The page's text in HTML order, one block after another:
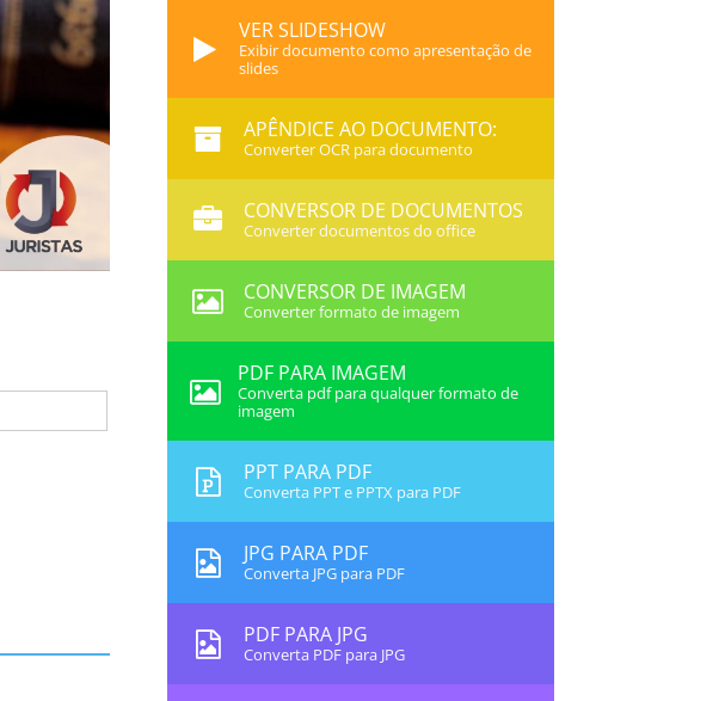
VER SLIDESHOW
Exibir documento como apresentação de
slides
APÊNDICE AO DOCUMENTO:
Converter OCR para documento
CONVERSOR DE DOCUMENTOS
Converter documentos do office
CONVERSOR DE IMAGEM
Converter formato de imagem
PDF PARA IMAGEM
Converta pdf para qualquer formato de
imagem
PPT PARA PDF
Converta PPT e PPTX para PDF
JPG PARA PDF
Converta JPG para PDF
PDF PARA JPG
Converta PDF para JPG